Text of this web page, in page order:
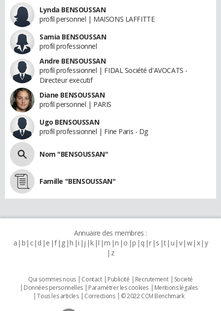
Lynda BENSOUSSAN
profil personnel | MAISONS LAFFITTE
Samia BENSOUSSAN
profil professionnel
Andre BENSOUSSAN
profil professionnel | FIDAL Société d'AVOCATS -
Directeur executif
Diane BENSOUSSAN
profil personnel | PARIS
Ugo BENSOUSSAN
profil professionnel | Fine Paris - Dg
Nom "BENSOUSSAN"
Famille "BENSOUSSAN"
Annuaire des membres :
a b c d e f g h i j k l m n o p q r s t u v w x y
z
Qui sommes nous Contact Publicité Recrutement
Societé
Données personnelles
Paramétrer les cookies
Mentions légales
Tous les articles
Corrections © 2022 CCM Benchmark